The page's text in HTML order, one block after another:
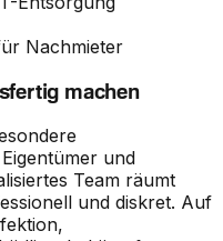
Nachmieter
machen
und
Team räumt
und diskret. Auf